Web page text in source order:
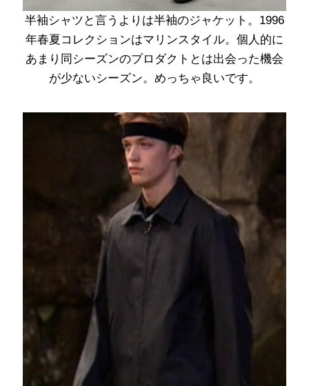
半袖シャツと言うよりは半袖のジャケット。1996
年春夏コレクションはマリンスタイル。個人的に
あまり同シーズンのプロダクトとは出会った機会
が少ないシーズン。めっちゃ良いです。